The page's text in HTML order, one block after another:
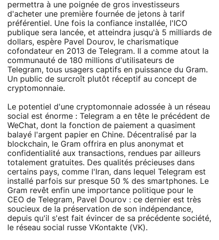
permettra à une poignée de gros investisseurs
d'acheter une première fournée de jetons à tarif
préférentiel. Une fois la confiance installée, l'ICO
publique sera lancée, et atteindra jusqu'à 5 milliards de
dollars, espère Pavel Dourov, le charismatique
cofondateur en 2013 de Telegram. Il a comme atout la
communauté de 180 millions d'utilisateurs de
Telegram, tous usagers captifs en puissance du Gram.
Un public de surcroît plutôt réceptif au concept de
cryptomonnaie.
Le potentiel d'une cryptomonnaie adossée à un réseau
social est énorme : Telegram a en tête le précédent de
WeChat, dont la fonction de paiement a quasiment
balayé l'argent papier en Chine. Décentralisé par la
blockchain, le Gram offrira en plus anonymat et
confidentialité aux transactions, rendues par ailleurs
totalement gratuites. Des qualités précieuses dans
certains pays, comme l'Iran, dans lequel Telegram est
installé parfois sur presque 50 % des smartphones. Le
Gram revêt enfin une importance politique pour le
CEO de Telegram, Pavel Dourov : ce dernier est très
soucieux de la préservation de son indépendance,
depuis qu'il s'est fait évincer de sa précédente société,
le réseau social russe VKontakte (VK).